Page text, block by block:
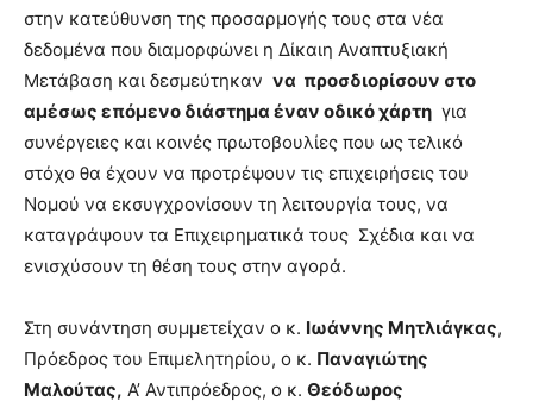
στην κατεύθυνση της προσαρμογής τους στα νέα
δεδομένα που διαμορφώνει η Δίκαιη Αναπτυξιακή
Μετάβαση και δεσμεύτηκαν να προσδιορίσουν στο
αμέσως επόμενο διάστημα έναν οδικό χάρτη για
συνέργειες και κοινές πρωτοβουλίες που ως τελικό
στόχο θα έχουν να προτρέψουν τις επιχειρήσεις του
Νομού να εκσυγχρονίσουν τη λειτουργία τους, να
καταγράψουν τα Επιχειρηματικά τους Σχέδια και να
ενισχύσουν τη θέση τους στην αγορά.
Στη συνάντηση συμμετείχαν ο κ. Ιωάννης Μητλιάγκας,
Πρόεδρος του Επιμελητηρίου, ο κ. Παναγιώτης
Μαλούτας, Α’ Αντιπρόεδρος, ο κ. Θεόδωρος